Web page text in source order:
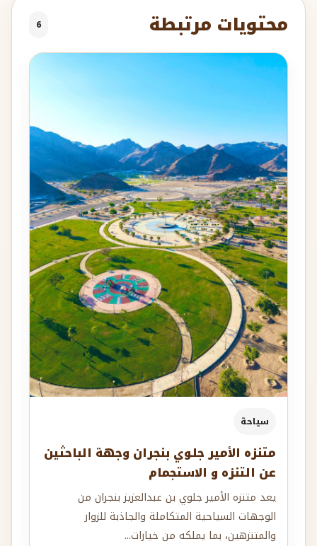
محتويات مرتبطة 6
سياحة
متنزه الأمير جلوي بنجران وجهة الباحثين
عن التنزه و الاستجمام
يعد متنزه الأمير جلوي بن عبدالعزيز بنجران من
الوجهات السياحية المتكاملة والجاذبة للزوار
والمتنزهين، بما يملكه من خيارات...